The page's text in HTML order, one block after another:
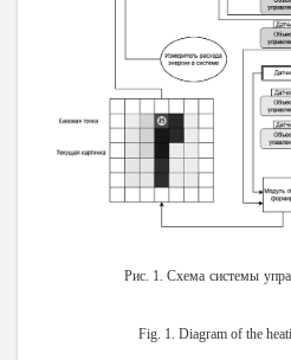
Рис. 1. Схема системы
Fig. 1. Diagram of the